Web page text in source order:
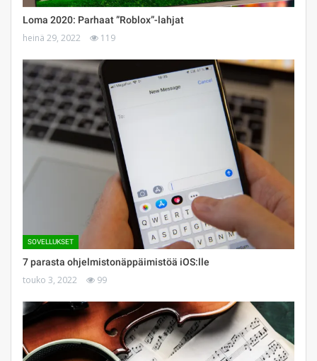
Loma 2020: Parhaat ”Roblox”-lahjat
heinä 29, 2022 119
SOVELLUKSET
7 parasta ohjelmistonäppäimistöä iOS:lle
touko 3, 2022 99